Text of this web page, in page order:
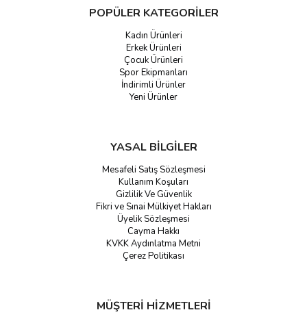
POPÜLER KATEGORİLER
Kadın Ürünleri
Erkek Ürünleri
Çocuk Ürünleri
Spor Ekipmanları
İndirimli Ürünler
Yeni Ürünler
YASAL BİLGİLER
Mesafeli Satış Sözleşmesi
Kullanım Koşuları
Gizlilik Ve Güvenlik
Fikri ve Sınai Mülkiyet Hakları
Üyelik Sözleşmesi
Cayma Hakkı
KVKK Aydınlatma Metni
Çerez Politikası
MÜŞTERİ HİZMETLERİ